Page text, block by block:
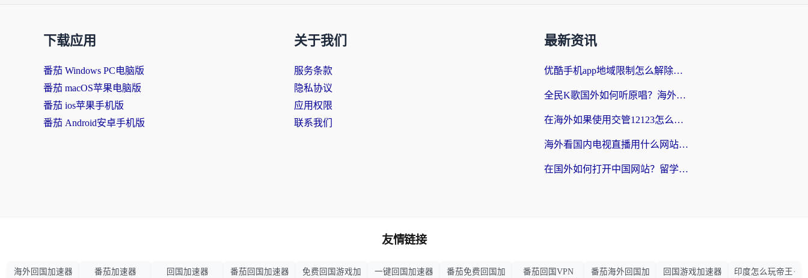
下载应用
番茄 Windows PC电脑版
番茄 macOS苹果电脑版
番茄 ios苹果手机版
番茄 Android安卓手机版
关于我们
服务条款
隐私协议
应用权限
联系我们
最新资讯
优酷手机app地域限制怎么解除？海外党亲测有效的追剧方案
全民K歌国外如何听原唱？海外党亲测有效的回国加速器选择指南
在海外如果使用交管12123怎么处理？留学生亲测有效的回国加速方案
海外看国内电视直播用什么网站比较好？一篇解决你所有追剧难题的实用指南
在国外如何打开中国网站？留学生与海外华人的无缝访问指南
友情链接
海外回国加速器 番茄加速器 回国加速器 番茄回国加速器 免费回国游戏加 一键回国加速器 番茄免费回国加 番茄回国VPN 番茄海外回国加 回国游戏加速器 印度怎么玩帝王·